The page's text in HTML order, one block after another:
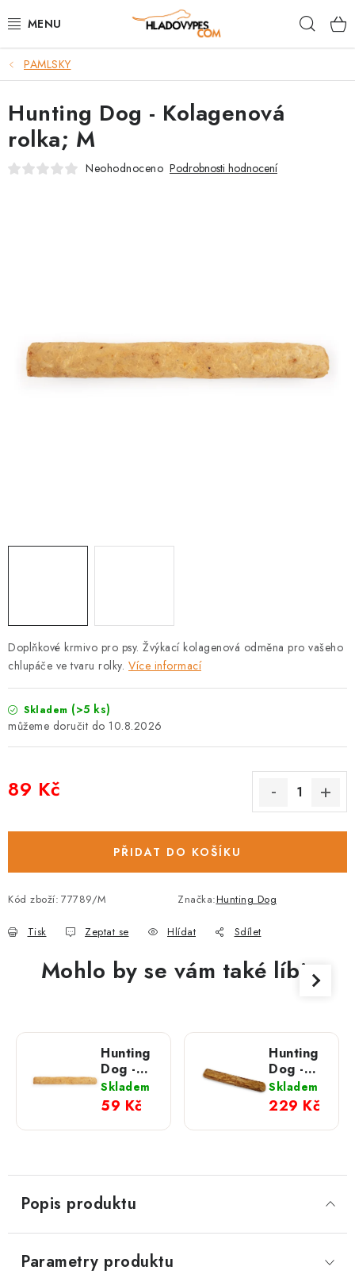
na
POTŘEBY PRO PSY
TAMI PŘEPRAVNÍ BOXY
SPORT SE PSEM
PRODEJNA
Výměna, vrácení a reklamace
FAQ
PAMLSKY
Doplňkové krmivo pro psy. Žvýkací kolagenová odměna pro vašeho
chlupáče ve tvaru rolky. Více informací
Skladem (>5 ks)
10.8.2026
89 Kč
PŘIDAT DO KOŠÍKU
Kód zboží: 77789/M Značka:Hunting Dog
Tisk Zeptat se Hlídat Sdílet
Hunting Dog - Kolagenová
rolka; M
Neohodnoceno Podrobnosti hodnocení
Mohlo by se vám také líbit
Hunting
Dog -
Kolagenová
rolka; S
Skladem
59 Kč
Hunting
Dog -
kolagenová
tyčka; M
Skladem
229 Kč
Popis produktu
Parametry produktu